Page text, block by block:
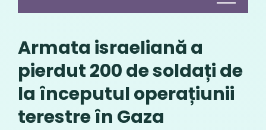
Armata israeliană a
pierdut 200 de soldați de
la începutul operațiunii
terestre în Gaza